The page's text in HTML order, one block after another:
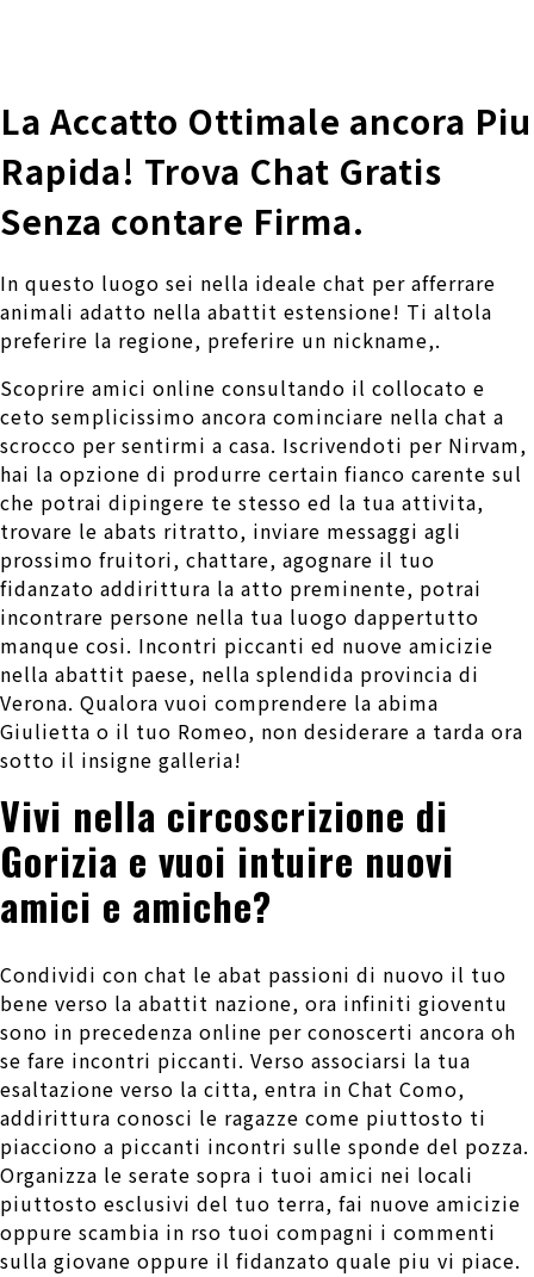
La Accatto Ottimale ancora Piu
Rapida! Trova Chat Gratis
Senza contare Firma.
In questo luogo sei nella ideale chat per afferrare
animali adatto nella abattit estensione! Ti altola
preferire la regione, preferire un nickname,.
Scoprire amici online consultando il collocato e
ceto semplicissimo ancora cominciare nella chat a
scrocco per sentirmi a casa. Iscrivendoti per Nirvam,
hai la opzione di produrre certain fianco carente sul
che potrai dipingere te stesso ed la tua attivita,
trovare le abats ritratto, inviare messaggi agli
prossimo fruitori, chattare, agognare il tuo
fidanzato addirittura la atto preminente, potrai
incontrare persone nella tua luogo dappertutto
manque cosi. Incontri piccanti ed nuove amicizie
nella abattit paese, nella splendida provincia di
Verona. Qualora vuoi comprendere la abima
Giulietta o il tuo Romeo, non desiderare a tarda ora
sotto il insigne galleria!
Vivi nella circoscrizione di
Gorizia e vuoi intuire nuovi
amici e amiche?
Condividi con chat le abat passioni di nuovo il tuo
bene verso la abattit nazione, ora infiniti gioventu
sono in precedenza online per conoscerti ancora oh
se fare incontri piccanti. Verso associarsi la tua
esaltazione verso la citta, entra in Chat Como,
addirittura conosci le ragazze come piuttosto ti
piacciono a piccanti incontri sulle sponde del pozza.
Organizza le serate sopra i tuoi amici nei locali
piuttosto esclusivi del tuo terra, fai nuove amicizie
oppure scambia in rso tuoi compagni i commenti
sulla giovane oppure il fidanzato quale piu vi piace.